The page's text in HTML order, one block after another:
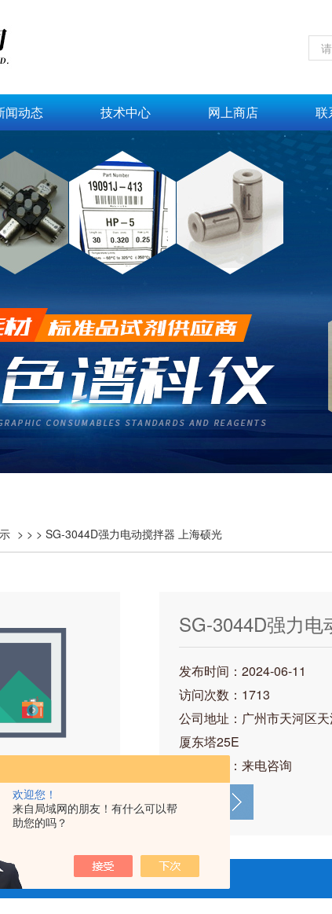
欢迎您！
来自局域网的朋友！有什么可以帮
助您的吗？
闻动态 技术中心 网上商店 联
> > > SG-3044D强力电动搅拌器 上海硕光
SG-3044D强力
发布时间：2024-06-11
访问次数：1713
公司地址：广州市天河区
厦东塔25E
产品价格：来电咨询
在线留言